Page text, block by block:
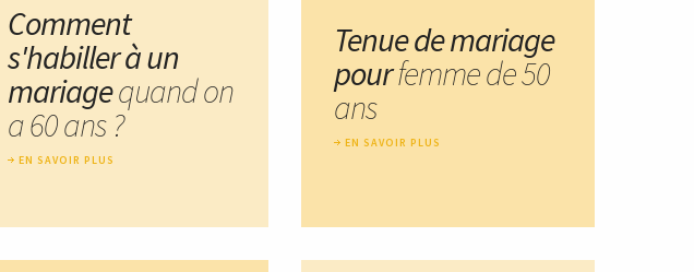
Comment
s'habiller à un
mariagequand on
a 60 ans ?
EN SAVOIR PLUS
Tenue de mariage
pourfemme de 50
ans
EN SAVOIR PLUS